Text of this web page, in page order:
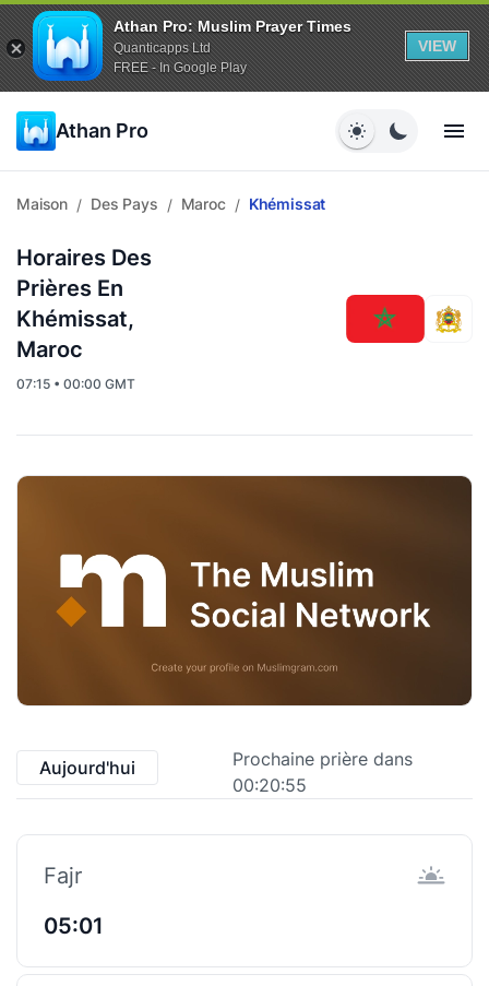
Athan Pro: Muslim Prayer Times
Quanticapps Ltd
FREE - In Google Play
VIEW
Athan Pro
Maison / Des Pays / Maroc / Khémissat
Horaires Des
Prières En
Khémissat,
Maroc
07:15 • 00:00 GMT
Aujourd'hui
Prochaine prière dans
00:20:54
Fajr
05:01